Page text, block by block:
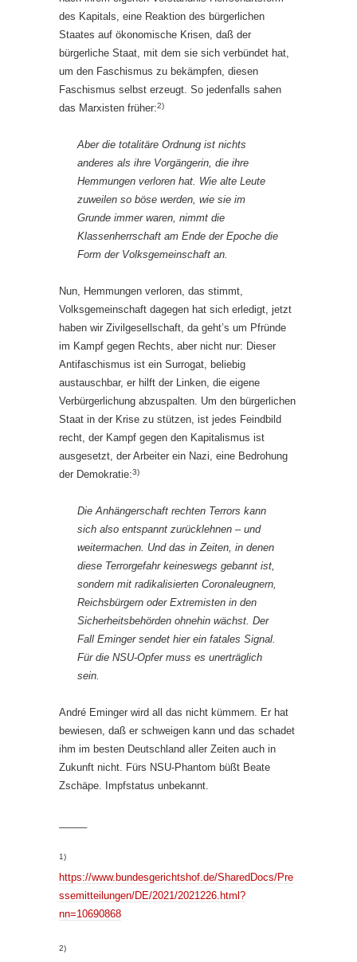
des Kapitals, eine Reaktion des bürgerlichen
Staates auf ökonomische Krisen, daß der
bürgerliche Staat, mit dem sie sich verbündet hat,
um den Faschismus zu bekämpfen, diesen
Faschismus selbst erzeugt. So jedenfalls sahen
das Marxisten früher:2)
Aber die totalitäre Ordnung ist nichts
anderes als ihre Vorgängerin, die ihre
Hemmungen verloren hat. Wie alte Leute
zuweilen so böse werden, wie sie im
Grunde immer waren, nimmt die
Klassenherrschaft am Ende der Epoche die
Form der Volksgemeinschaft an.
Nun, Hemmungen verloren, das stimmt,
Volksgemeinschaft dagegen hat sich erledigt, jetzt
haben wir Zivilgesellschaft, da geht’s um Pfründe
im Kampf gegen Rechts, aber nicht nur: Dieser
Antifaschismus ist ein Surrogat, beliebig
austauschbar, er hilft der Linken, die eigene
Verbürgerlichung abzuspalten. Um den bürgerlichen
Staat in der Krise zu stützen, ist jedes Feindbild
recht, der Kampf gegen den Kapitalismus ist
ausgesetzt, der Arbeiter ein Nazi, eine Bedrohung
der Demokratie:3)
Die Anhängerschaft rechten Terrors kann
sich also entspannt zurücklehnen – und
weitermachen. Und das in Zeiten, in denen
diese Terrorgefahr keineswegs gebannt ist,
sondern mit radikalisierten Coronaleugnern,
Reichsbürgern oder Extremisten in den
Sicherheitsbehörden ohnehin wächst. Der
Fall Eminger sendet hier ein fatales Signal.
Für die NSU-Opfer muss es unerträglich
sein.
André Eminger wird all das nicht kümmern. Er hat
bewiesen, daß er schweigen kann und das schadet
ihm im besten Deutschland aller Zeiten auch in
Zukunft nicht. Fürs NSU-Phantom büßt Beate
Zschäpe. Impfstatus unbekannt.
1)
https://www.bundesgerichtshof.de/SharedDocs/Pre
ssemitteilungen/DE/2021/2021226.html?
nn=10690868
2)